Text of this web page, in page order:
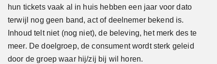
hun tickets vaak al in huis hebben een jaar voor dato
terwijl nog geen band, act of deelnemer bekend is.
Inhoud telt niet (nog niet), de beleving, het merk des te
meer. De doelgroep, de consument wordt sterk geleid
door de groep waar hij/zij bij wil horen.